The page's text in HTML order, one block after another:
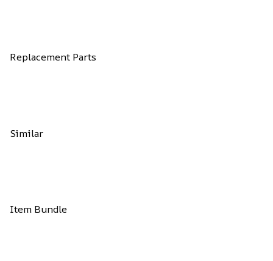
Replacement Parts
Similar
Item Bundle